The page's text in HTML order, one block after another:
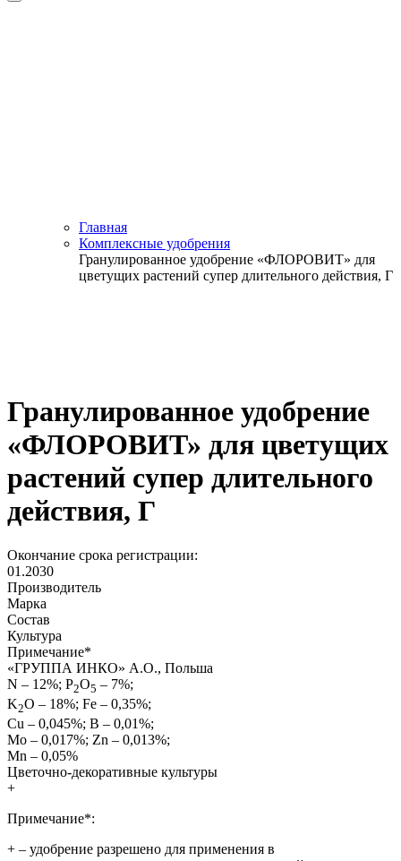
Главная
Комплексные удобрения
Гранулированное удобрение «ФЛОРОВИТ» для
цветущих растений супер длительного действия, Г
Гранулированное удобрение
«ФЛОРОВИТ» для цветущих
растений супер длительного
действия, Г
Окончание срока регистрации:
01.2030
Производитель
Марка
Состав
Культура
Примечание*
«ГРУППА ИНКО» А.О., Польша
N – 12%; P2O5 – 7%;
K2O – 18%; Fe – 0,35%;
Cu – 0,045%; B – 0,01%;
Mo – 0,017%; Zn – 0,013%;
Mn – 0,05%
Цветочно-декоративные культуры
+
Примечание*:
+ – удобрение разрешено для применения в